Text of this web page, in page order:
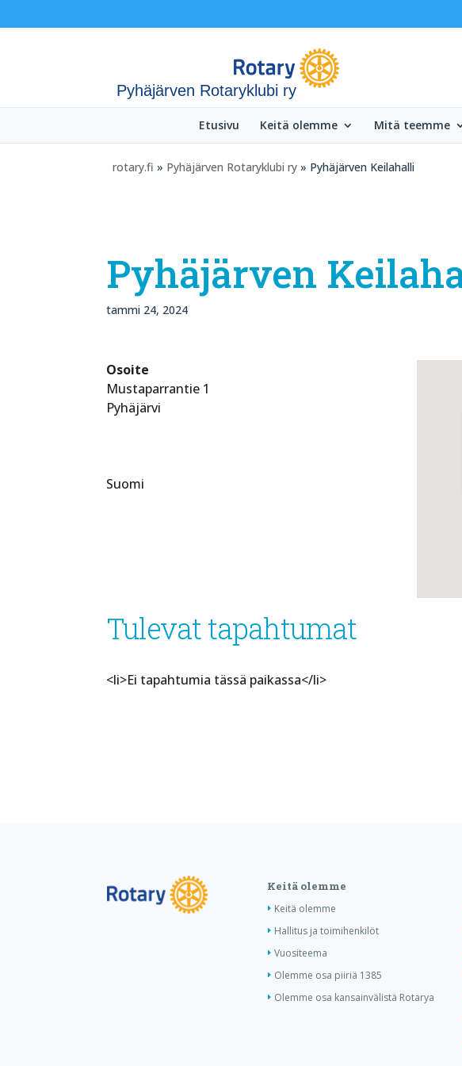
Pyhäjärven Rotaryklubi ry
Etusivu Keitä olemme Mitä teemme
rotary.fi » Pyhäjärven Rotaryklubi ry » Pyhäjärven Keilahalli
Pyhäjärven
tammi 24, 2024
Osoite
Mustaparrantie 1
Pyhäjärvi
Suomi
Tulevat tapahtumat
<li>Ei tapahtumia tässä paikassa</li>
Keitä olemme
Keitä olemme
Hallitus ja toimihenkilöt
Vuositeema
Olemme osa piiriä 1385
Olemme osa kansainvälistä Rotarya